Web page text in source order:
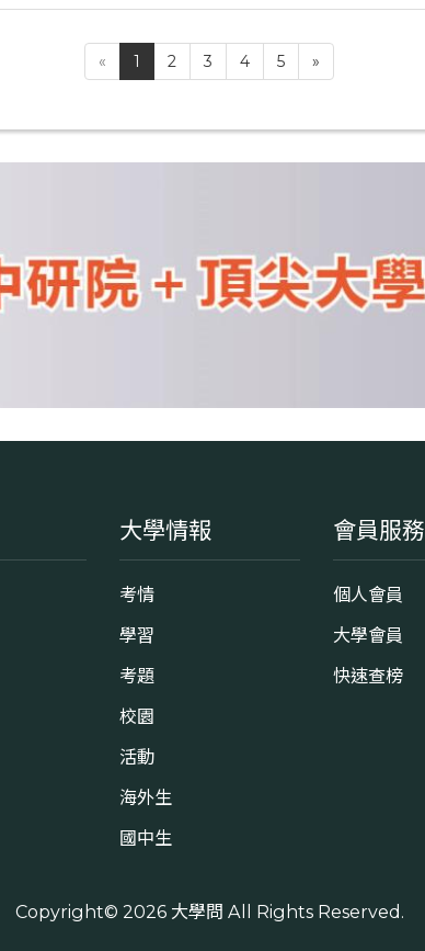
« 1 2 3 4 5 »
大學情報
考情
學習
考題
校園
活動
海外生
國中生
會員服務
個人會員
大學會員
快速查榜
Copyright© 2026 大學問 All Rights Reserved.